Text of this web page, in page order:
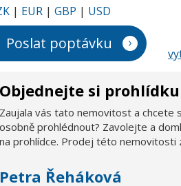
| EUR | GBP | USD
Poslat poptávku
Objednejte si prohlídku
Zaujala vás tato nemovitost a chcete
osobně prohlédnout? Zavolejte a
na prohlídce. Prodej této nemovitosti
Petra Řeháková